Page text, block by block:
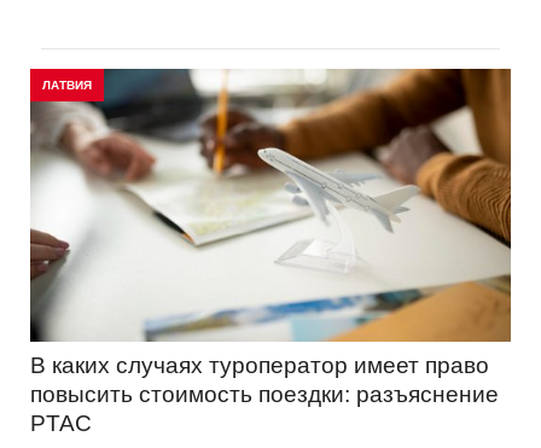
ЛАТВИЯ
В каких случаях туроператор имеет право
повысить стоимость поездки: разъяснение
PTAC